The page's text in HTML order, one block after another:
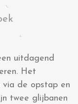
uitdagend
Het
via de opstap en
twee glijbanen